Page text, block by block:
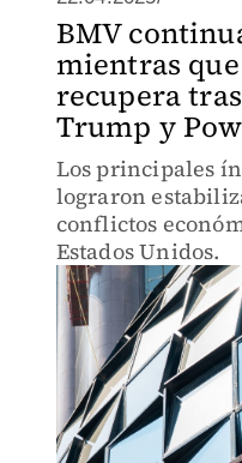
BMV
mientras
recupera
Trump y
Los principales
lograron
conflictos
Estados Unidos.